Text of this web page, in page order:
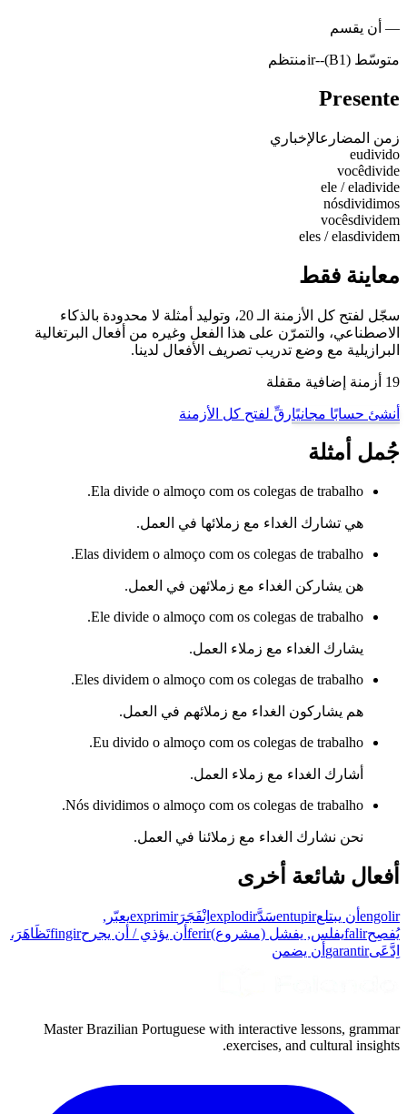
— أن يقسم
متوسّط (B1) -
-ir منتظم
Presente
زمن المضارعالإخباري
eudivido
vocêdivide
ele / eladivide
nósdividimos
vocêsdividem
eles / elasdividem
معاينة فقط
سجّل لفتح كل الأزمنة الـ 20، وتوليد أمثلة لا محدودة بالذكاء
الاصطناعي، والتمرّن على هذا الفعل وغيره من أفعال البرتغالية
البرازيلية مع وضع تدريب تصريف الأفعال لدينا.
19 أزمنة إضافية مقفلة
أنشئ حسابًا مجانيًارقِّ لفتح كل الأزمنة
جُمل أمثلة
Ela divide o almoço com os colegas de trabalho.
هي تشارك الغداء مع زملائها في العمل.
Elas dividem o almoço com os colegas de trabalho.
هن يشاركن الغداء مع زملائهن في العمل.
Ele divide o almoço com os colegas de trabalho.
يشارك الغداء مع زملاء العمل.
Eles dividem o almoço com os colegas de trabalho.
هم يشاركون الغداء مع زملائهم في العمل.
Eu divido o almoço com os colegas de trabalho.
أشارك الغداء مع زملاء العمل.
Nós dividimos o almoço com os colegas de trabalho.
نحن نشارك الغداء مع زملائنا في العمل.
أفعال شائعة أخرى
engolir أن يبتلعentupirسَدَّexplodir اِنْفَجَرَexprimirيعبّر,
يُفصِحfalirيفلس, يفشل (مشروع)ferir أن يؤذي / أن يجرحfingirتَظَاهَرَ،
اِدَّعَىgarantir أن يضمن
Master Brazilian Portuguese with interactive lessons, grammar
exercises, and cultural insights.